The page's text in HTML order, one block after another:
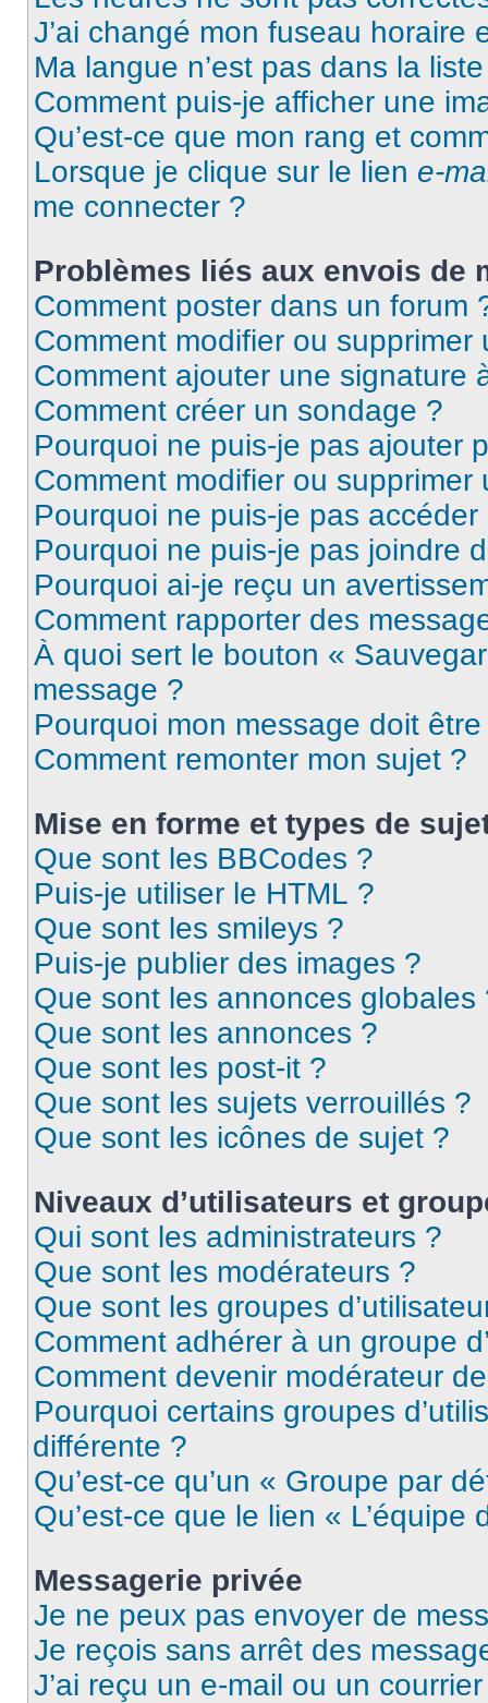
J’ai changé mon fuseau horaire
Ma langue n’est pas dans la
Comment puis-je afficher une
Qu’est-ce que mon rang et
Lorsque je clique sur le lien e-
me connecter ?
Problèmes liés aux envois de
Comment poster dans un forum
Comment modifier ou supprimer
Comment ajouter une signature
Comment créer un sondage ?
Pourquoi ne puis-je pas ajouter
Comment modifier ou supprimer
Pourquoi ne puis-je pas
Pourquoi ne puis-je pas joindre
Pourquoi ai-je reçu un
Comment rapporter des
À quoi sert le bouton «
message ?
Pourquoi mon message doit
Comment remonter mon sujet ?
Mise en forme et types de
Que sont les BBCodes ?
Puis-je utiliser le HTML ?
Que sont les smileys ?
Puis-je publier des images ?
Que sont les annonces globales
Que sont les annonces ?
Que sont les post-it ?
Que sont les sujets verrouillés ?
Que sont les icônes de sujet ?
Niveaux d’utilisateurs et
Qui sont les administrateurs ?
Que sont les modérateurs ?
Que sont les groupes
Comment adhérer à un groupe
Comment devenir modérateur
Pourquoi certains groupes
différente ?
Qu’est-ce qu’un « Groupe par
Qu’est-ce que le lien « L’équipe
Messagerie privée
Je ne peux pas envoyer de
Je reçois sans arrêt des
J’ai reçu un e-mail ou un